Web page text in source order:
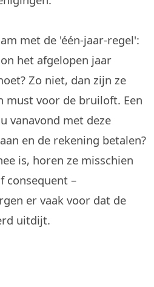
met de 'één-jaar-regel':
het afgelopen jaar
Zo niet, dan zijn ze
must voor de bruiloft. Een
vanavond met deze
en de rekening betalen?
is, horen ze misschien
consequent –
er vaak voor dat de
uitdijt.